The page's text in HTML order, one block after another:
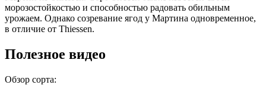
морозостойкостью и способностью радовать обильным
урожаем. Однако созревание ягод у Мартина одновременное,
в отличие от Thiessen.
Полезное видео
Обзор сорта: